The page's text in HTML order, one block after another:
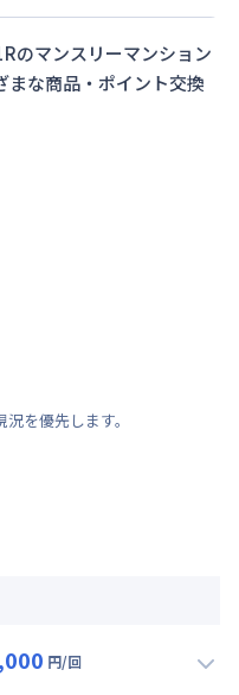
のマンスリーマンション
まな商品・ポイント交換
を優先します。
円/回